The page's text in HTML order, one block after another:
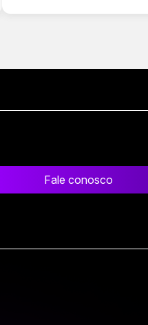
Fale conosco